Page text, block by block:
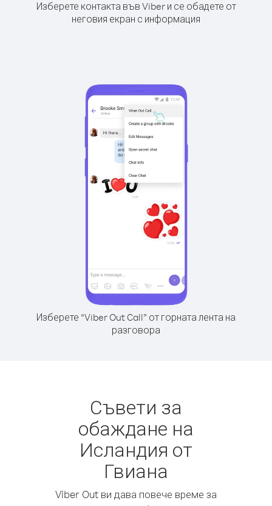
Изберете контакта във Viber и се обадете от
неговия екран с информация
Изберете “Viber Out Call” от горната лента на
разговора
Съвети за
обаждане на
Исландия от
Гвиана
Viber Out ви дава повече време за